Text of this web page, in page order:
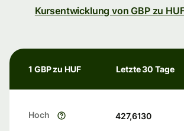
Kursentwicklung von GBP zu
1 GBP zu HUF Letzte 30 Tage
Hoch 427,6130